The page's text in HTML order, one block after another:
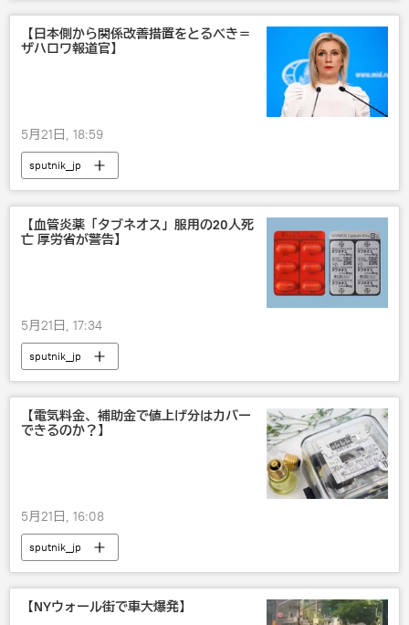
【日本側から関係改善措置をとるべき＝
ザハロワ報道官】
5月21日, 18:59
sputnik_jp
【血管炎薬「タブネオス」服用の20人死
亡 厚労省が警告】
5月21日, 17:34
sputnik_jp
【電気料金、補助金で値上げ分はカバー
できるのか？】
5月21日, 16:08
sputnik_jp
【NYウォール街で車大爆発】